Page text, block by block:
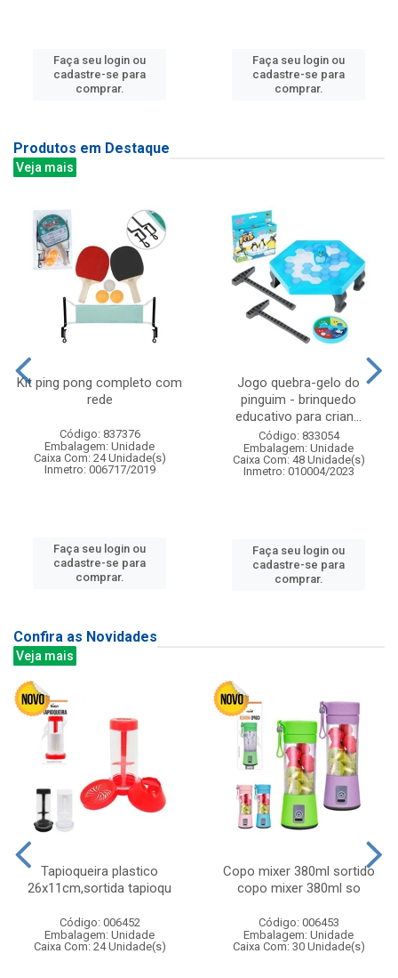
Faça seu login ou
cadastre-se para
comprar.
Faça seu login ou
cadastre-se para
comprar.
Produtos em Destaque
Veja mais
Kit ping pong completo com
rede
Código: 837376
Embalagem: Unidade
Caixa Com: 24 Unidade(s)
Inmetro: 006717/2019
Faça seu login ou
cadastre-se para
comprar.
Jogo quebra-gelo do
pinguim - brinquedo
educativo para crian...
Código: 833054
Embalagem: Unidade
Caixa Com: 48 Unidade(s)
Inmetro: 010004/2023
Faça seu login ou
cadastre-se para
comprar.
Confira as Novidades
Veja mais
Tapioqueira plastico
26x11cm,sortida tapioqu
Código: 006452
Embalagem: Unidade
Caixa Com: 24 Unidade(s)
Copo mixer 380ml sortido
copo mixer 380ml so
Código: 006453
Embalagem: Unidade
Caixa Com: 30 Unidade(s)